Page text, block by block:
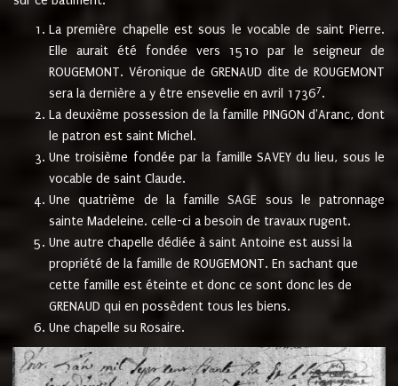
La première chapelle est sous le vocable de saint Pierre.
Elle aurait été fondée vers 1510 par le seigneur de
ROUGEMONT. Véronique de GRENAUD dite de ROUGEMONT
sera la dernière a y être ensevelie en avril 17367.
La deuxième possession de la famille PINGON d'Aranc, dont
le patron est saint Michel.
Une troisième fondée par la famille SAVEY du lieu, sous le
vocable de saint Claude.
Une quatrième de la famille SAGE sous le patronnage
sainte Madeleine. celle-ci a besoin de travaux rugent.
Une autre chapelle dédiée à saint Antoine est aussi la
propriété de la famille de ROUGEMONT. En sachant que
cette famille est éteinte et donc ce sont donc les de
GRENAUD qui en possèdent tous les biens.
Une chapelle su Rosaire.